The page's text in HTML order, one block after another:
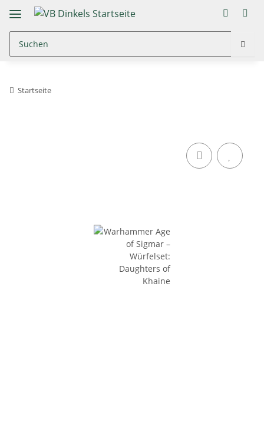
Startseite